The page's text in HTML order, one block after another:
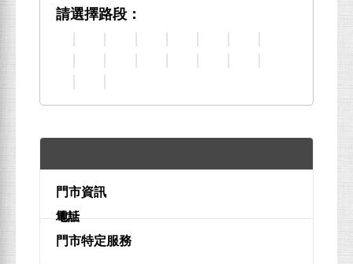
請選擇路段：
地址
電話